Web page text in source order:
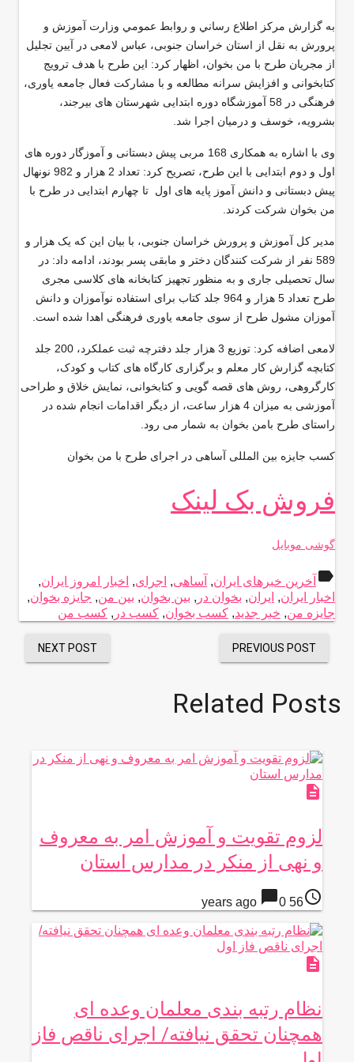
به گزارش مركز اطلاع رساني و روابط عمومي وزارت آموزش و
پرورش به نقل از استان خراسان جنوبی، عباس لامعی در آیین تجلیل
از مجریان طرح با من بخوان، اظهار کرد: این طرح با هدف ترویج
کتابخوانی و افزایش سرانه مطالعه و با مشارکت فعال جامعه یاوری،
فرهنگی در 58 آموزشگاه دوره ابتدایی شهرستان های بیرجند،
بشرویه، خوسف و درمیان اجرا شد.
وی با اشاره به همکاری 168 مربی پیش دبستانی و آموزگار دوره های
اول و دوم ابتدایی با این طرح، تصریح کرد: تعداد 2 هزار و 982 نونهال
پیش دبستانی و دانش آموز پایه های اول تا چهارم ابتدایی در طرح با
من بخوان شرکت کردند.
مدیر کل آموزش و پرورش خراسان جنوبی، با بیان این که یک هزار و
589 نفر از شرکت کنندگان دختر و مابقی پسر بودند، ادامه داد: در
سال تحصیلی جاری و به منظور تجهیز کتابخانه های کلاسی مجری
طرح تعداد 5 هزار و 964 جلد کتاب برای استفاده نوآموزان و دانش
آموزان مشول طرح از سوی جامعه یاوری فرهنگی اهدا شده است.
لامعی اضافه کرد: توزیع 3 هزار جلد دفترچه ثبت عملکرد، 200 جلد
کتابچه گزارش کار معلم و برگزاری کارگاه های کتاب و کودک،
کارگروهی، روش های قصه گویی و کتابخوانی، نمایش خلاق و طراحی
آموزشی به میزان 4 هزار ساعت، از دیگر اقدامات انجام شده در
راستای طرح بامن بخوان به شمار می رود.
کسب جایزه بین المللی آساهی در اجرای طرح با من بخوان
فروش بک لینک
گوشی موبایل
label آخرین خبرهای ایران, آساهی, اجرای, اخبار امروز ایران,
اخبار ایران, ایران, بخوان در , بین بخوان, بین من, جایزه بخوان,
جایزه من, خبر جدید, کسب بخوان, کسب در , کسب من
PREVIOUS POST
NEXT POST
Related Posts
description
لزوم تقویت و آموزش امر به معروف
و نهی از منکر در مدارس استان
access_time
56 years ago
chat_bubble0
description
نظام رتبه بندی معلمان وعده ای
همچنان تحقق نیافته/ اجرای ناقص فاز